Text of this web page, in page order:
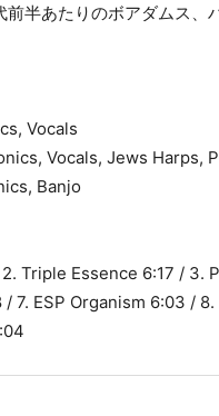
前半あたりのボアダムス
Vocals
Vocals, Jews Harps,
Banjo
Triple Essence 6:17 / 3.
7. ESP Organism 6:03 /